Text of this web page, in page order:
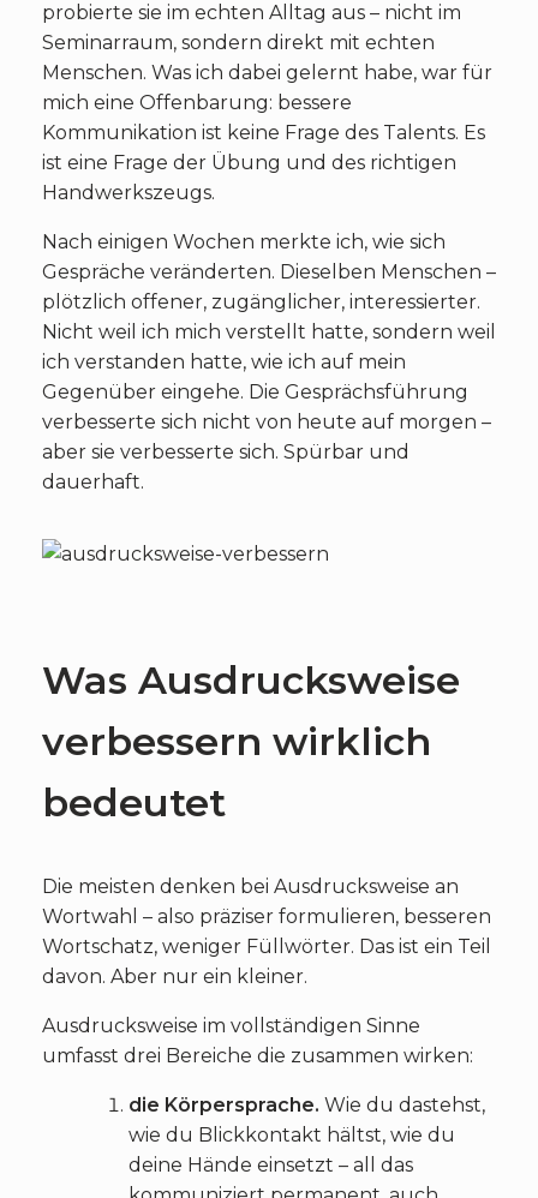
probierte sie im echten Alltag aus – nicht im
Seminarraum, sondern direkt mit echten
Menschen. Was ich dabei gelernt habe, war für
mich eine Offenbarung: bessere
Kommunikation ist keine Frage des Talents. Es
ist eine Frage der Übung und des richtigen
Handwerkszeugs.
Nach einigen Wochen merkte ich, wie sich
Gespräche veränderten. Dieselben Menschen –
plötzlich offener, zugänglicher, interessierter.
Nicht weil ich mich verstellt hatte, sondern weil
ich verstanden hatte, wie ich auf mein
Gegenüber eingehe. Die Gesprächsführung
verbesserte sich nicht von heute auf morgen –
aber sie verbesserte sich. Spürbar und
dauerhaft.
Was Ausdrucksweise
verbessern wirklich
bedeutet
Die meisten denken bei Ausdrucksweise an
Wortwahl – also präziser formulieren, besseren
Wortschatz, weniger Füllwörter. Das ist ein Teil
davon. Aber nur ein kleiner.
Ausdrucksweise im vollständigen Sinne
umfasst drei Bereiche die zusammen wirken:
die Körpersprache. Wie du dastehst,
wie du Blickkontakt hältst, wie du
deine Hände einsetzt – all das